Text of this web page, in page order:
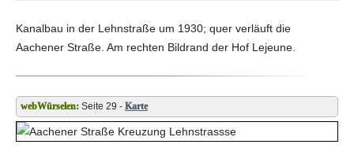
Kanalbau in der Lehnstraße um 1930; quer verläuft die
Aachener Straße. Am rechten Bildrand der Hof Lejeune.
Seite 29 - Karte